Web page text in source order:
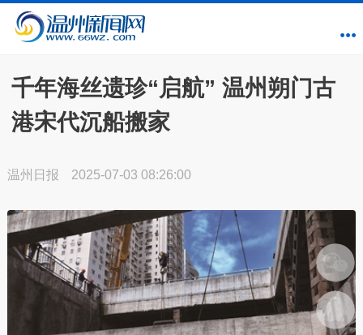
千年海丝遗珍“启航” 温州朔门古
港宋代沉船搬家
温州日报 2025-07-03 08:26:00